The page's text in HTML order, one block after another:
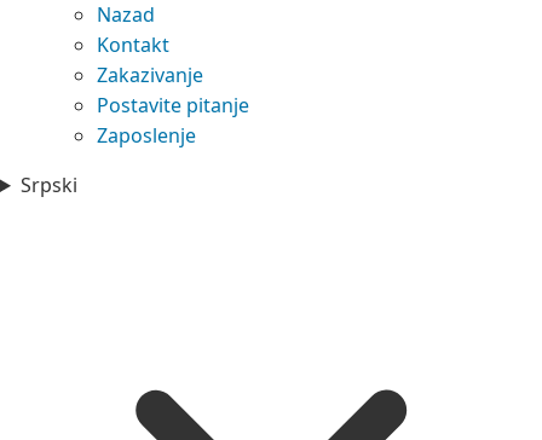
Nazad
Kontakt
Zakazivanje
Postavite pitanje
Zaposlenje
Srpski